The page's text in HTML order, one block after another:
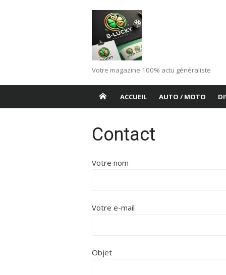
Votre magazine 100% actu généraliste
ACCUEIL AUTO / MOTO
Contact
Votre nom
Votre e-mail
Objet